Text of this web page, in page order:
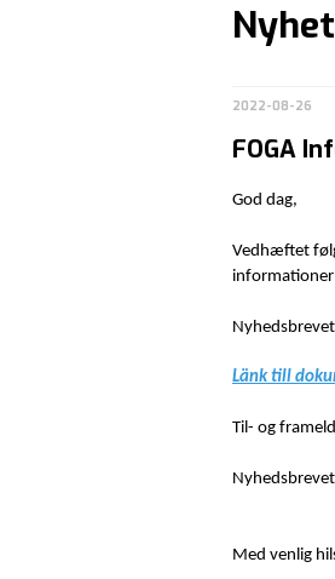
2022-08-26
FOGA
God dag,
Vedhæftet
Länk till
Til- og
Med venlig